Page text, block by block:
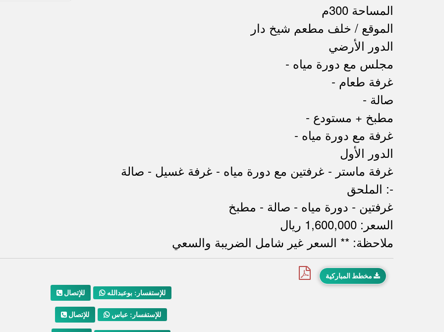
المساحة 300م
الموقع / خلف مطعم شيخ دار
الدور الأرضي
- مجلس مع دورة مياه
- غرفة طعام
- صالة
- مطبخ + مستودع
- غرفة مع دورة مياه
الدور الأول
غرفة ماستر - غرفتين مع دورة مياه - غرفة غسيل - صالة
الملحق :-
غرفتين - دورة مياه - صالة - مطبخ
السعر: 1,600,000 ريال
ملاحظة: ** السعر غير شامل الضريبة والسعي
مخطط المباركية
للإتصال للإستفسار: بوعبدالله
للإتصال للإستفسار: عباس